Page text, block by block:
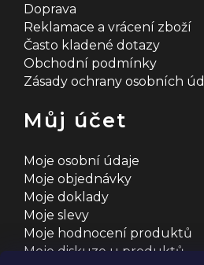
Doprava
Reklamace a vrácení zboží
Často kladené dotazy
Obchodní podmínky
Zásady ochrany osobních
Můj účet
Moje osobní údaje
Moje objednávky
Moje doklady
Moje slevy
Moje hodnocení produktů
Moje diskuze u produktů